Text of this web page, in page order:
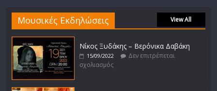
Μουσικές Εκδηλώσεις View All
Νίκος Ξυδάκης – Βερόνικα Δαβάκη
15/09/2022
Δεν επιτρέπεται
σχολιασμός